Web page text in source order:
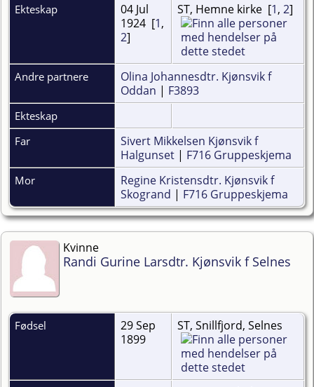
Ekteskap
04 Jul
1924 [1,
2]
ST, Hemne kirke [1, 2]
Andre partnere
Olina Johannesdtr. Kjønsvik f
Oddan | F3893
Ekteskap
Far
Sivert Mikkelsen Kjønsvik f
Halgunset | F716 Gruppeskjema
Mor
Regine Kristensdtr. Kjønsvik f
Skogrand | F716 Gruppeskjema
Kvinne
Randi Gurine Larsdtr. Kjønsvik f Selnes
Fødsel
29 Sep
1899
ST, Snillfjord, Selnes